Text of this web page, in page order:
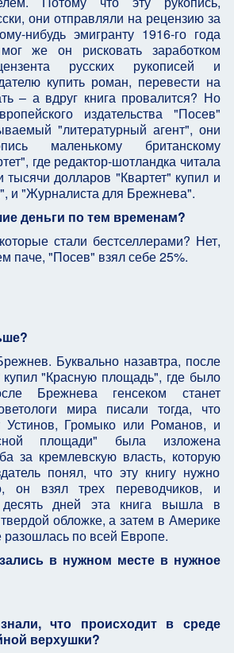
они отправляли на рецензию за
нибудь эмигранту 1916-го года
же он рисковать заработком
русских рукописей и
купить роман, перевести на
– а вдруг книга провалится? Но
издательства "Посев"
"литературный агент", они
маленькому британскому
где редактор-шотландка читала
тысячи долларов "Квартет" купил и
и "Журналиста для Брежнева".
деньги по тем временам?
стали бестселлерами? Нет,
паче, "Посев" взял себе 25%.
Буквально назавтра, после
купил "Красную площадь", где было
Брежнева генсеком станет
мира писали тогда, что
Устинов, Громыко или Романов, и
площади" была изложена
за кремлевскую власть, которую
понял, что эту книгу нужно
он взял трех переводчиков, и
десять дней эта книга вышла в
обложке, а затем в Америке
по всей Европе.
в нужном месте в нужное
что происходит в среде
верхушки?